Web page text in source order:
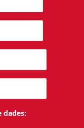
dades: